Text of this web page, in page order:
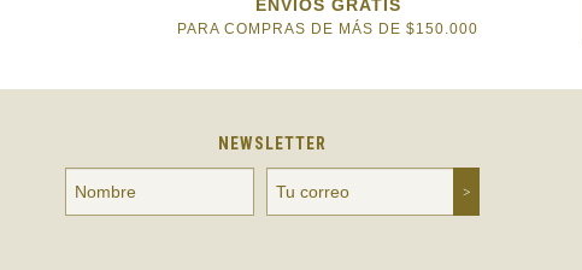
ENVÍOS GRATIS
PARA COMPRAS DE MÁS DE $150.000
NEWSLETTER